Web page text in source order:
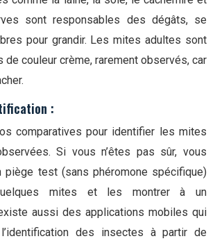
sont responsables des dégâts, se
pour grandir. Les mites adultes sont
couleur crème, rarement observés, car
:
comparatives pour identifier les mites
Si vous n’êtes pas sûr, vous
piège test (sans phéromone spécifique)
mites et les montrer à un
aussi des applications mobiles qui
des insectes à partir de